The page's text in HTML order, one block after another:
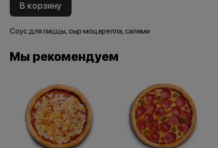
В корзину
Соус для пиццы, сыр моцарелла, салями
Мы рекомендуем